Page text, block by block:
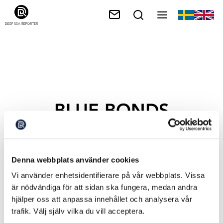
Denna webbplats använder cookies
Vi använder enhetsidentifierare på vår webbplats. Vissa
är nödvändiga för att sidan ska fungera, medan andra
hjälper oss att anpassa innehållet och analysera vår
trafik. Välj själv vilka du vill acceptera.
BLUE BONDS